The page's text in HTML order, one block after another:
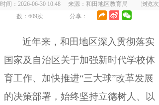
时间：2026-06-30 10:48 来源：和田地区教育局 浏览次
数： 609次 分享：
近年来 ，和田地区深入贯彻落实
国家及自治区关于加强新时代学校体
育工作、加快推进“三大球”改革发展
的决策部署，始终坚持立德树人、以